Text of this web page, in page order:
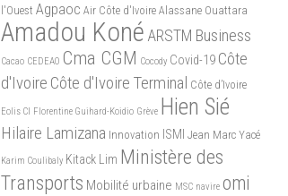
l'Ouest Agpaoc Air Côte d'Ivoire Alassane Ouattara
Amadou Koné ARSTM Business
Cacao CEDEAO Cma CGM Cocody Covid-19 Côte
d'Ivoire Côte d'Ivoire Terminal Côte d’Ivoire
Eolis CI Florentine Guihard-Koidio Grève Hien Sié
Hilaire Lamizana Innovation ISMI Jean Marc Yacé
Karim Coulibaly Kitack Lim Ministère des
Transports Mobilité urbaine MSC navire omi